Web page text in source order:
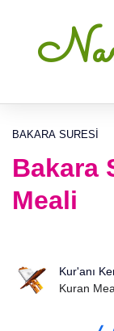
BAKARA SURESI
Bakara
Meali
Kur'anı
Kuran